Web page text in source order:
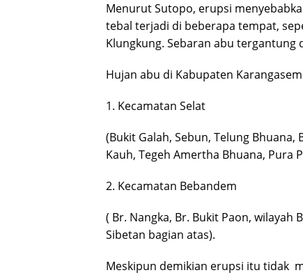
Menurut Sutopo, erupsi
tebal terjadi di beberapa tempat,
Klungkung. Sebaran abu tergantung
Hujan abu di Kabupaten
1. Kecamatan Selat
(Bukit Galah, Sebun, Telung Bhuana,
Kauh, Tegeh Amertha Bhuana, Pura
2. Kecamatan Bebandem
( Br. Nangka, Br. Bukit Paon, wilayah
Sibetan bagian atas).
Meskipun demikian erupsi itu tidak